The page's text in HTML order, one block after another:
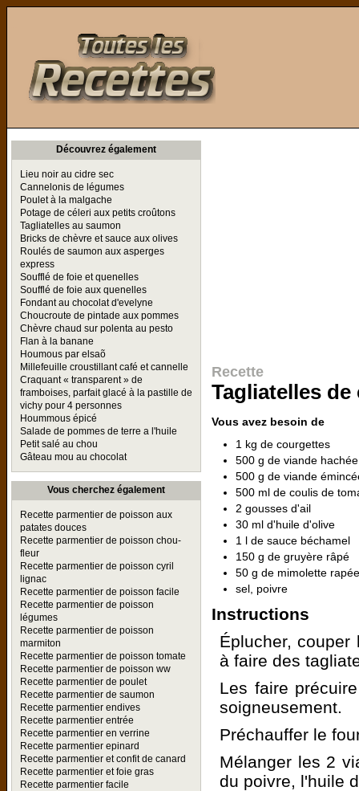
Découvrez également
Lieu noir au cidre sec
Cannelonis de légumes
Poulet à la malgache
Potage de céleri aux petits croûtons
Tagliatelles au saumon
Bricks de chèvre et sauce aux olives
Roulés de saumon aux asperges
express
Soufflé de foie et quenelles
Soufflé de foie aux quenelles
Fondant au chocolat d'evelyne
Choucroute de pintade aux pommes
Chèvre chaud sur polenta au pesto
Flan à la banane
Houmous par elsaõ
Millefeuille croustillant café et cannelle
Craquant « transparent » de
framboises, parfait glacé à la pastille de
vichy pour 4 personnes
Hoummous épicé
Salade de pommes de terre a l'huile
Petit salé au chou
Gâteau mou au chocolat
Vous cherchez également
Recette parmentier de poisson aux
patates douces
Recette parmentier de poisson chou-
fleur
Recette parmentier de poisson cyril
lignac
Recette parmentier de poisson facile
Recette parmentier de poisson
légumes
Recette parmentier de poisson
marmiton
Recette parmentier de poisson tomate
Recette parmentier de poisson ww
Recette parmentier de poulet
Recette parmentier de saumon
Recette parmentier endives
Recette parmentier entrée
Recette parmentier en verrine
Recette parmentier epinard
Recette parmentier et confit de canard
Recette parmentier et foie gras
Recette parmentier facile
Recette
Tagliatelles
Vous avez besoin de
1 kg de courgettes
500 g de viande
500 g de viande
500 ml de coulis de
2 gousses d'ail
30 ml d'huile d'olive
1 l de sauce béchamel
150 g de gruyère râpé
50 g de mimolette rapée
sel, poivre
Instructions
Éplucher,
à faire des
Les faire
soigneusement.
Préchauffer le
Mélanger les 2
du poivre, l'huile